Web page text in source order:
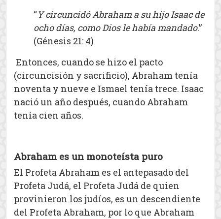
“Y circuncidó Abraham a su hijo Isaac de
ocho días, como Dios le había mandado.”
(Génesis 21: 4)
Entonces, cuando se hizo el pacto
(circuncisión y sacrificio), Abraham tenía
noventa y nueve e Ismael tenía trece. Isaac
nació un año después, cuando Abraham
tenía cien años.
Abraham es un monoteísta puro
El Profeta Abraham es el antepasado del
Profeta Judá, el Profeta Judá de quien
provinieron los judíos, es un descendiente
del Profeta Abraham, por lo que Abraham